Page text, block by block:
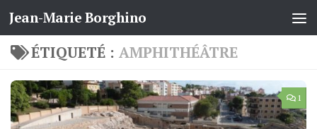
Skip to content
Jean-Marie Borghino
ÉTIQUETÉ : AMPHITHÉÂTRE
1